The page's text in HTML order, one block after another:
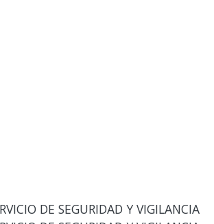
DE SEGURIDAD Y VIGILANCIA